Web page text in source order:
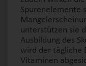
Spurenelemente
unterstützen sie
Ausbildung des
wird der tägliche
Vitaminen